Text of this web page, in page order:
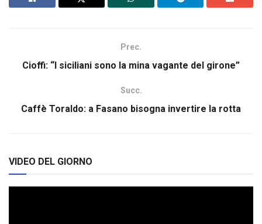
Prec.
Cioffi: “I siciliani sono la mina vagante del girone”
Succ.
Caffè Toraldo: a Fasano bisogna invertire la rotta
VIDEO DEL GIORNO